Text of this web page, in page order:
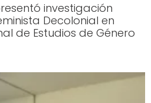
investigación
Decolonial en
de Estudios de Género